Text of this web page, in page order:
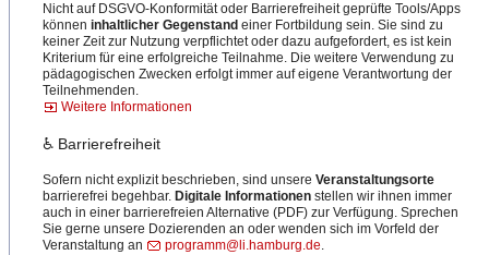
Nicht auf DSGVO-Konformität oder Barrierefreiheit geprüfte Tools/Apps
können inhaltlicher Gegenstand einer Fortbildung sein. Sie sind zu
keiner Zeit zur Nutzung verpflichtet oder dazu aufgefordert, es ist kein
Kriterium für eine erfolgreiche Teilnahme. Die weitere Verwendung zu
pädagogischen Zwecken erfolgt immer auf eigene Verantwortung der
Teilnehmenden.
Weitere Informationen
♿ Barrierefreiheit
Sofern nicht explizit beschrieben, sind unsere Veranstaltungsorte
barrierefrei begehbar. Digitale Informationen stellen wir ihnen immer
auch in einer barrierefreien Alternative (PDF) zur Verfügung. Sprechen
Sie gerne unsere Dozierenden an oder wenden sich im Vorfeld der
Veranstaltung an
programm@li.hamburg.de.